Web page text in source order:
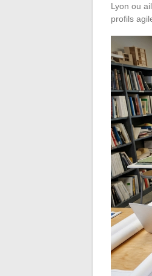
Lyon ou
profils